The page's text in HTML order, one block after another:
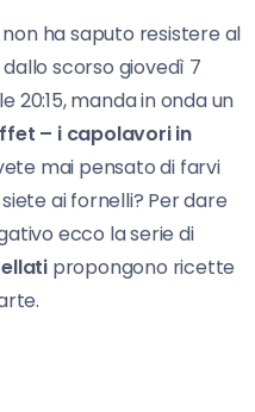
ha saputo resistere al
scorso giovedì 7
manda in onda un
– i capolavori in
mai pensato di farvi
ai fornelli? Per dare
ecco la serie di
propongono ricette